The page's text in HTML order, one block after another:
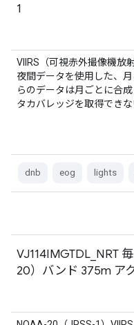
1
VIIRS（可視赤外撮像機放
夜間データを使用した、
らのデータは月ごとに合
タカバレッジを取得でき
dnb eog lights
VJ114IMGTDL_NRT
20）バンド 375m ア